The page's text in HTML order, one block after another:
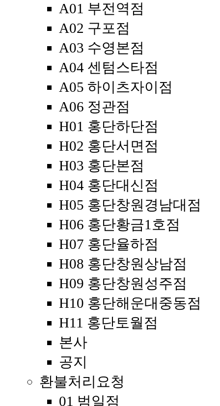
A01 부전역점
A02 구포점
A03 수영본점
A04 센텀스타점
A05 하이츠자이점
A06 정관점
H01 홍단하단점
H02 홍단서면점
H03 홍단본점
H04 홍단대신점
H05 홍단창원경남대점
H06 홍단황금1호점
H07 홍단율하점
H08 홍단창원상남점
H09 홍단창원성주점
H10 홍단해운대중동점
H11 홍단토월점
본사
공지
환불처리요청
01 범일점